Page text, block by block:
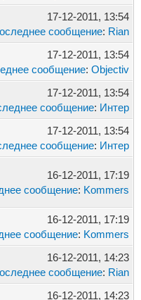
17-12-2011, 13:54
сообщение: Rian
17-12-2011, 13:54
сообщение: Objectiv
17-12-2011, 13:54
сообщение: Интер
17-12-2011, 13:54
сообщение: Интер
16-12-2011, 17:19
сообщение: Kommers
16-12-2011, 17:19
сообщение: Kommers
16-12-2011, 14:23
сообщение: Rian
16-12-2011, 14:23